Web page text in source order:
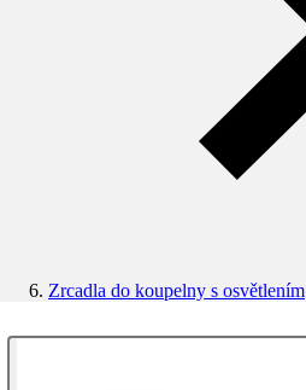
Zrcadla do koupelny s osvětlením